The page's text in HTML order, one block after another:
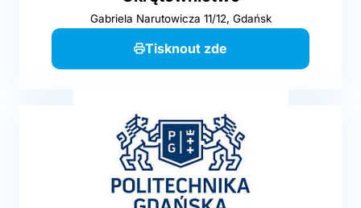
Gabriela Narutowicza 11/12, Gdańsk
Tisknout zde